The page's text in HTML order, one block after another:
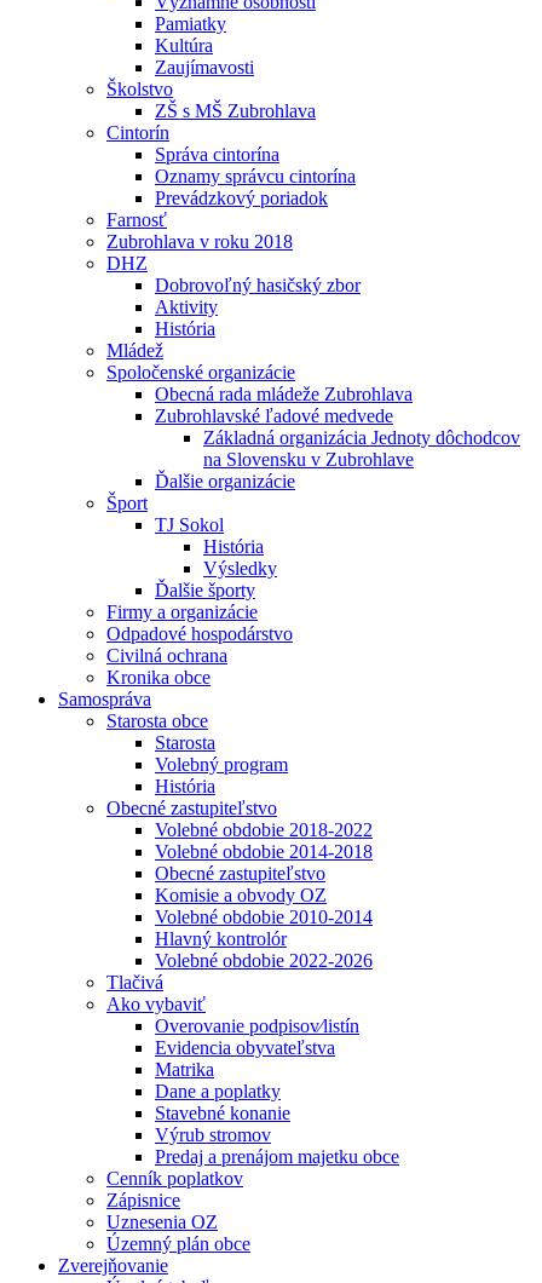
Pamiatky
Kultúra
Zaujímavosti
Školstvo
ZŠ s MŠ Zubrohlava
Cintorín
Správa cintorína
Oznamy správcu cintorína
Prevádzkový poriadok
Farnosť
Zubrohlava v roku 2018
DHZ
Dobrovoľný hasičský zbor
Aktivity
História
Mládež
Spoločenské organizácie
Obecná rada mládeže Zubrohlava
Zubrohlavské ľadové medvede
Základná organizácia Jednoty dôchodcov
na Slovensku v Zubrohlave
Ďalšie organizácie
Šport
TJ Sokol
História
Výsledky
Ďalšie športy
Firmy a organizácie
Odpadové hospodárstvo
Civilná ochrana
Kronika obce
Samospráva
Starosta obce
Starosta
Volebný program
História
Obecné zastupiteľstvo
Volebné obdobie 2018-2022
Volebné obdobie 2014-2018
Obecné zastupiteľstvo
Komisie a obvody OZ
Volebné obdobie 2010-2014
Hlavný kontrolór
Volebné obdobie 2022-2026
Tlačivá
Ako vybaviť
Overovanie podpisov⁄listín
Evidencia obyvateľstva
Matrika
Dane a poplatky
Stavebné konanie
Výrub stromov
Predaj a prenájom majetku obce
Cenník poplatkov
Zápisnice
Uznesenia OZ
Územný plán obce
Zverejňovanie